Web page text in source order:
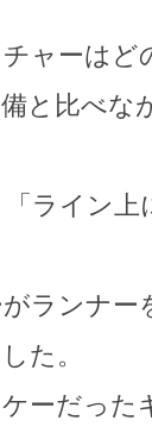
チャーは
と比べな
ライン上
ランナ
た。
ーだった